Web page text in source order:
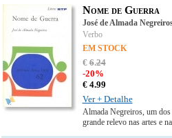
Nome de Guerra
José de Almada
Verbo
EM STOCK
€6.24
-20%
€ 4.99
Ver + Detalhe
Almada Negreiros, um
grande relevo nas artes e